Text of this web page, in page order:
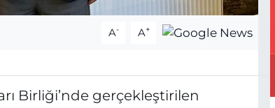
A- A+
Birliği’nde gerçekleştirilen